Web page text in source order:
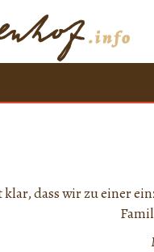
klar, dass wir zu einer